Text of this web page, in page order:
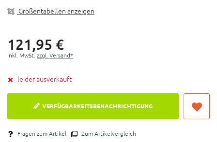
Größentabellen anzeigen
121,95 €
inkl. MwSt. zzgl. Versand*
leider ausverkauft
VERFÜGBARKEITSBENACHRICHTIGUNG
Fragen zum Artikel Zum Artikelvergleich